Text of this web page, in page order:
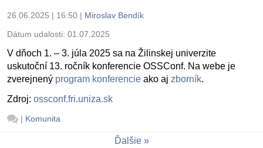
26.06.2025 | 16:50 | Miroslav Bendík
Dátum udalosti: 01.07.2025
V dňoch 1. – 3. júla 2025 sa na Žilinskej univerzite
uskutoční 13. ročník konferencie OSSConf. Na webe je
zverejnený program konferencie ako aj zborník.
Zdroj: ossconf.fri.uniza.sk
| Komunita
Ďalšie